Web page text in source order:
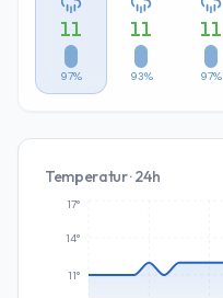
11
97%
11
93%
11
97%
Temperatur · 24h
11°
14°
17°